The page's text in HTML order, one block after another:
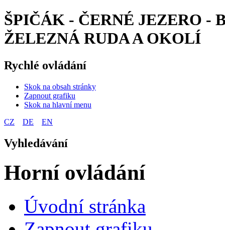
ŠPIČÁK - ČERNÉ JEZERO -
ŽELEZNÁ RUDA A OKOLÍ
Rychlé ovládání
Skok na obsah stránky
Zapnout grafiku
Skok na hlavní menu
CZ
DE EN
Vyhledávání
Horní ovládání
Úvodní stránka